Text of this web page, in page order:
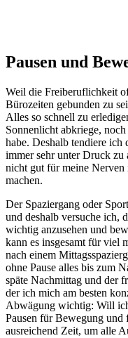
Pausen und
Weil die Freiberuflichkeit
Bürozeiten gebunden zu
Alles so schnell zu
Sonnenlicht abkriege,
habe. Deshalb tendiere ich
immer sehr unter Druck zu
nicht gut für meine Nerven
machen.
Der Spaziergang oder
und deshalb versuche ich,
wichtig anzusehen und
kann es insgesamt für viel
nach einem
ohne Pause alles bis zum
späte Nachmittag und der
der ich mich am besten
Abwägung wichtig: Will
Pausen für Bewegung und
ausreichend Zeit, um alle